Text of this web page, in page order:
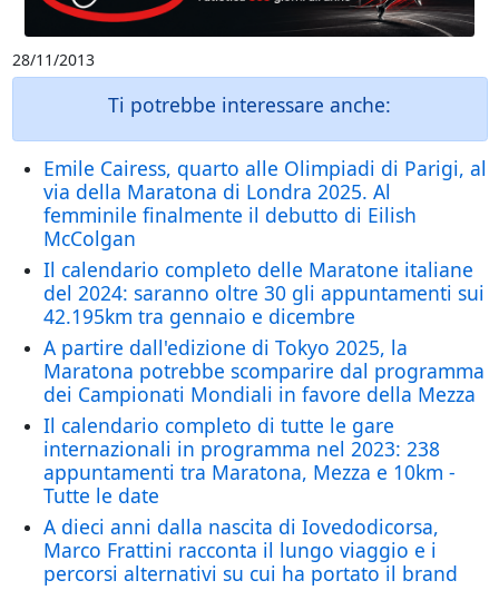
28/11/2013
Ti potrebbe interessare anche:
Emile Cairess, quarto alle Olimpiadi di Parigi, al
via della Maratona di Londra 2025. Al
femminile finalmente il debutto di Eilish
McColgan
Il calendario completo delle Maratone italiane
del 2024: saranno oltre 30 gli appuntamenti sui
42.195km tra gennaio e dicembre
A partire dall'edizione di Tokyo 2025, la
Maratona potrebbe scomparire dal programma
dei Campionati Mondiali in favore della Mezza
Il calendario completo di tutte le gare
internazionali in programma nel 2023: 238
appuntamenti tra Maratona, Mezza e 10km -
Tutte le date
A dieci anni dalla nascita di Iovedodicorsa,
Marco Frattini racconta il lungo viaggio e i
percorsi alternativi su cui ha portato il brand